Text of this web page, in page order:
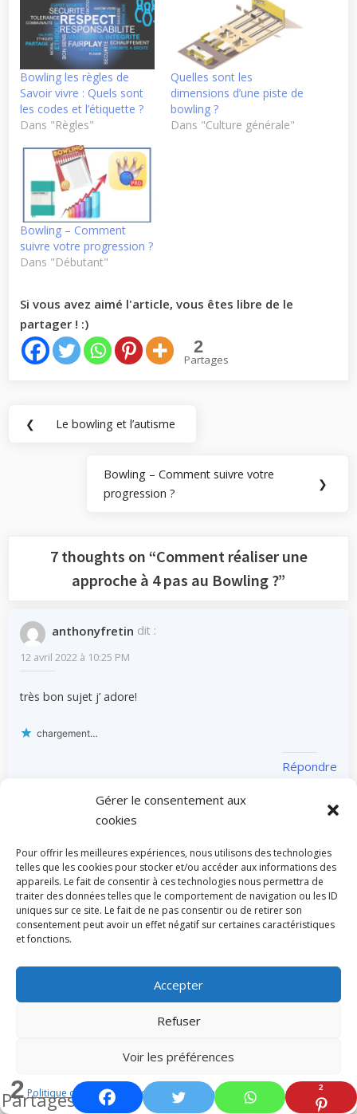
Gérer le consentement aux
cookies
Pour offrir les meilleures expériences, nous utilisons des technologies
telles que les cookies pour stocker et/ou accéder aux informations des
appareils. Le fait de consentir à ces technologies nous permettra de
traiter des données telles que le comportement de navigation ou les ID
uniques sur ce site. Le fait de ne pas consentir ou de retirer son
consentement peut avoir un effet négatif sur certaines caractéristiques
et fonctions.
Accepter
Refuser
Voir les préférences
Politique de cookies Politique de confidentialité et mentions légales
Bowling les règles de
Savoir vivre : Quels sont
les codes et l’étiquette ?
Dans "Règles"
Quelles sont les
dimensions d’une piste de
bowling ?
Dans "Culture générale"
Bowling – Comment
suivre votre progression ?
Dans "Débutant"
Si vous avez aimé l'article, vous êtes libre de le
partager ! :)
2
Partages
2
Partages
2
Navigation
❮
Previous
Le bowling et l’autisme
Next
Post:
Bowling – Comment suivre votre
progression ?
❯
7 thoughts on “Comment réaliser une
approche à 4 pas au Bowling ?”
anthonyfretin dit :
12 avril 2022 à 10:25 PM
très bon sujet j’ adore!
chargement…
Répondre
Sabine RIPAMONTI
13 avril 2022 à 10:31 AM
merci Anthony
chargement…
Répondre
dit :
15 avril 2022 à 12:54 PM
Merci pr ce tuto ! Les illustrations aide à ne pas se
tromper !